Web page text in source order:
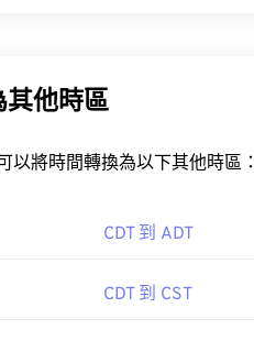
他時區
以將時間轉換為以下其他時區：
CDT 到 ADT
CDT 到 CST